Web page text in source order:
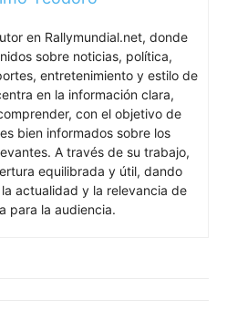
en Rallymundial.net, donde
sobre noticias, política,
entretenimiento y estilo de
en la información clara,
con el objetivo de
bien informados sobre los
A través de su trabajo,
equilibrada y útil, dando
actualidad y la relevancia de
para la audiencia.